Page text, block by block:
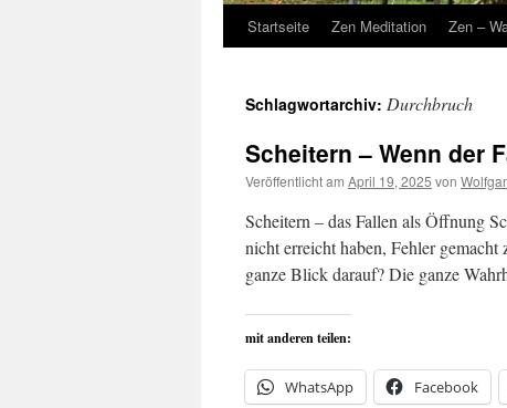
Startseite Zen Meditation Zen –
Schlagwortarchiv: Durchbruch
Scheitern – Wenn der
Veröffentlicht am April 19, 2025 von
Scheitern – das Fallen als Öffnung
nicht erreicht haben, Fehler
ganze Blick darauf? Die ganze
mit anderen teilen:
WhatsApp Facebook